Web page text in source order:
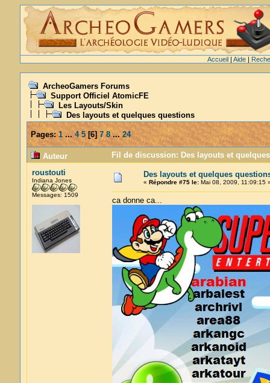
Accueil| Aide|
ArcheoGamers Forums
Support Officiel AtomicFE
Les Layouts/Skin
Des layouts et quelques questions
Pages: 1 ...4 5[6] 7 8 ... 24
Auteur
Fil de discussion: Des layouts et
roustouti
Indiana Jones
Messages: 1509
Des layouts et quelques
« Répondre #75 le:Mai 08, 2009, 11:09:15
ca donne ca...